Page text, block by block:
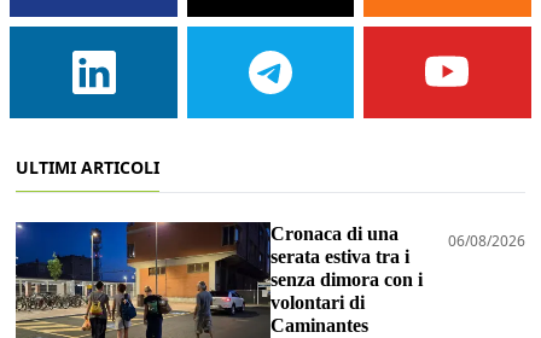
ULTIMI ARTICOLI
Cronaca di una
serata estiva tra i
senza dimora con i
volontari di
Caminantes
06/08/2026